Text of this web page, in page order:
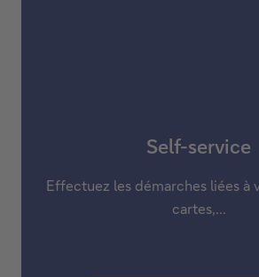
Self-service
Effectuez les démarches liées à
cartes,...